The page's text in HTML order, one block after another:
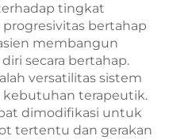
tingkat
bertahap
membangun
secara bertahap.
versatilitas sistem
terapeutik.
dimodifikasi untuk
tertentu dan gerakan